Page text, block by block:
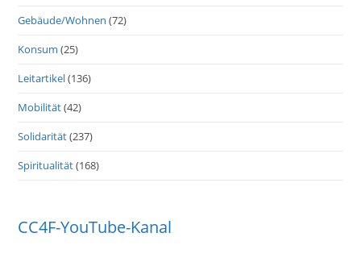
Gebäude/Wohnen (72)
Konsum (25)
Leitartikel(136)
Mobilität(42)
Solidarität(237)
Spiritualität(168)
CC4F-YouTube-Kanal